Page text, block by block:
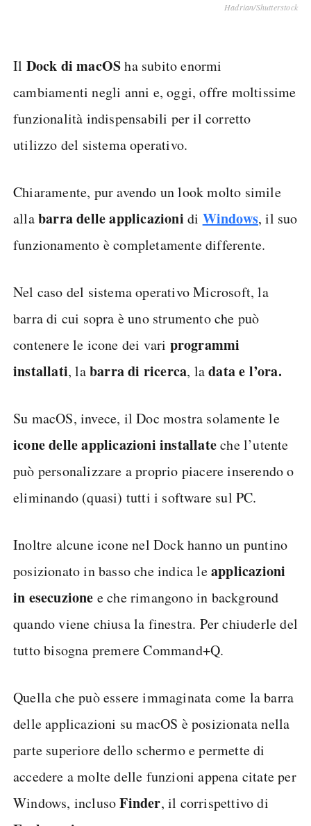
Hadrian/Shutterstock
Il Dock di macOSha subito enormi
cambiamenti negli anni e, oggi, offre moltissime
funzionalità indispensabili per il corretto
utilizzo del sistema operativo.
Chiaramente, pur avendo un look molto simile
allabarra delle applicazioni di Windows, il suo
funzionamento è completamente differente.
Nel caso del sistema operativo Microsoft, la
barra di cui sopra è uno strumento che può
contenere le icone dei vari programmi
installati, labarra di ricerca, ladata e l’ora.
Su macOS, invece, il Doc mostra solamente le
icone delle applicazioni installateche l’utente
può personalizzare a proprio piacere inserendo o
eliminando (quasi) tutti i software sul PC.
Inoltre alcune icone nel Dock hanno un puntino
posizionato in basso che indica leapplicazioni
in esecuzione e che rimangono in background
quando viene chiusa la finestra. Per chiuderle del
tutto bisogna premere Command+Q.
Quella che può essere immaginata come la barra
delle applicazioni su macOS è posizionata nella
parte superiore dello schermo e permette di
accedere a molte delle funzioni appena citate per
Windows, inclusoFinder, il corrispettivo di